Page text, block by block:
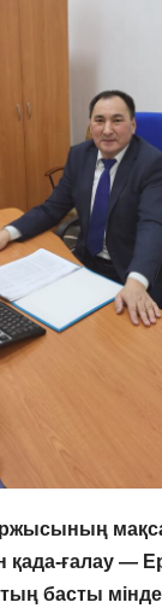
қада-ғалау —
басты